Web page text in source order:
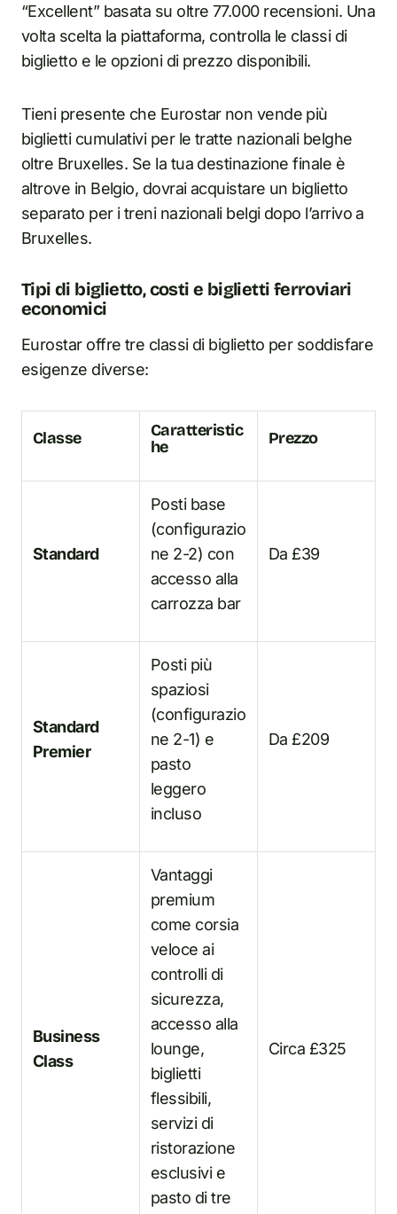
“Excellent” basata su oltre 77.000 recensioni. Una
volta scelta la piattaforma, controlla le classi di
biglietto e le opzioni di prezzo disponibili.
Tieni presente che Eurostar non vende più
biglietti cumulativi per le tratte nazionali belghe
oltre Bruxelles. Se la tua destinazione finale è
altrove in Belgio, dovrai acquistare un biglietto
separato per i treni nazionali belgi dopo l’arrivo a
Bruxelles.
Tipi di biglietto, costi e biglietti ferroviari
economici
Eurostar offre tre classi di biglietto per soddisfare
esigenze diverse:
Classe
Caratteristic
he
Prezzo
Standard
Posti base
(configurazio
ne 2-2) con
accesso alla
carrozza bar
Da £39
Standard
Premier
Posti più
spaziosi
(configurazio
ne 2-1) e
pasto
leggero
incluso
Da £209
Business
Class
Vantaggi
premium
come corsia
veloce ai
controlli di
sicurezza,
accesso alla
lounge,
biglietti
flessibili,
servizi di
ristorazione
esclusivi e
pasto di tre
Circa £325